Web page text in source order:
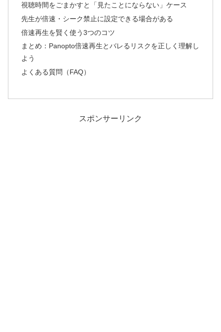
視聴時間をごまかすと「見たことにならない」ケース
先生が倍速・シーク禁止に設定できる場合がある
倍速再生を賢く使う3つのコツ
まとめ：Panopto倍速再生とバレるリスクを正しく理解し
よう
よくある質問（FAQ）
スポンサーリンク